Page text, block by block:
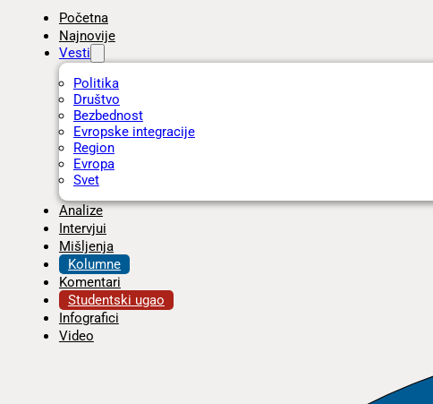
Početna
Najnovije
Vesti
Politika
Društvo
Bezbednost
Evropske integracije
Region
Evropa
Svet
Analize
Intervjui
Mišljenja
Kolumne
Komentari
Studentski ugao
Infografici
Video